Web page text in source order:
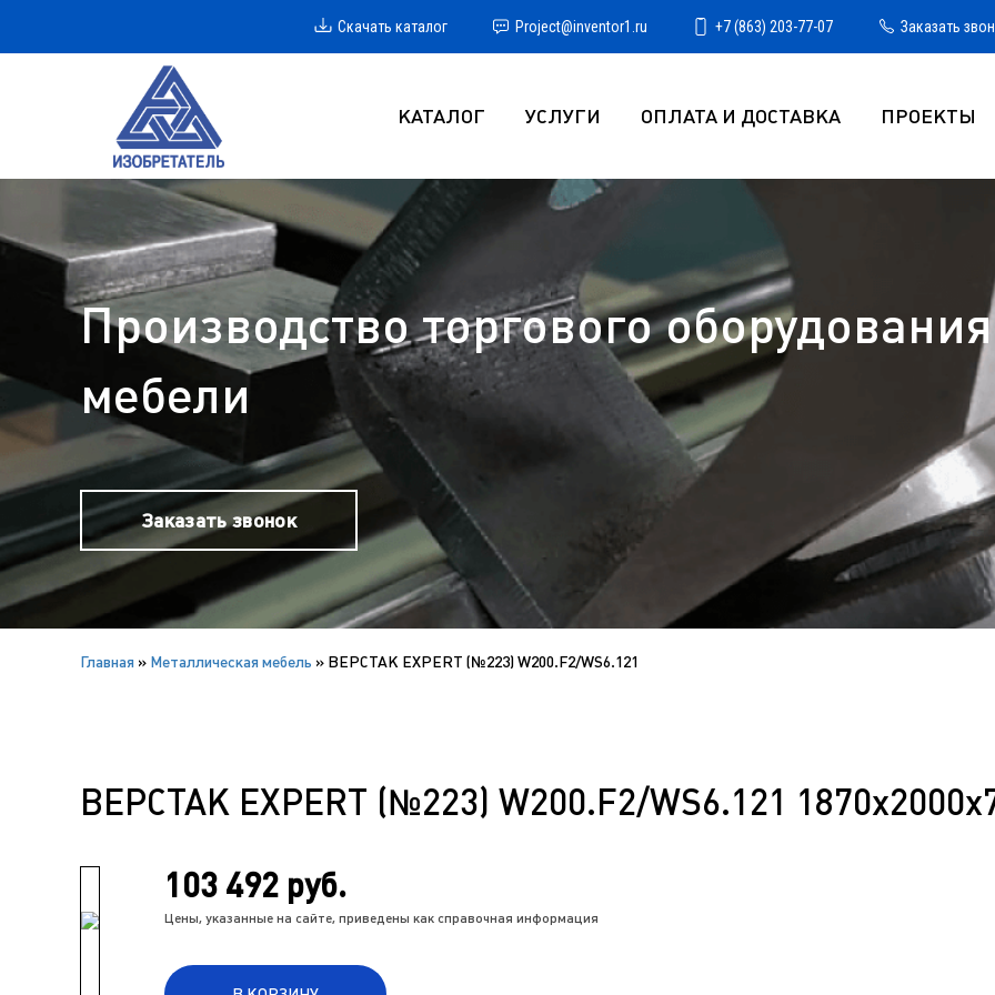
Скачать каталог Project@inventor1.ru +7 (863) 203-77-07 Заказать
КАТАЛОГ УСЛУГИ ОПЛАТА И ДОСТАВКА ПРОЕКТЫ
Производство торгового
мебели
Заказать звонок
Главная » Металлическая мебель » ВЕРСТАК EXPERT (№223) W200.F2/WS6.121
ВЕРСТАК EXPERT (№223) W200.F2/WS6.121
103 492 руб.
Цены, указанные на сайте, приведены как справочная информация